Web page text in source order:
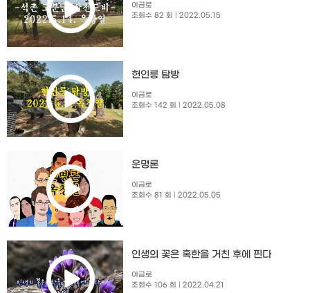
이금로
조회수 82 회
| 2022.05.15
헌인릉 탐방
이금로
조회수 142 회
| 2022.05.08
운명론
이금로
조회수 81 회
| 2022.05.05
인생의 꽃은 혹한을 거친 후에 핀다
이금로
조회수 106 회
| 2022.04.21